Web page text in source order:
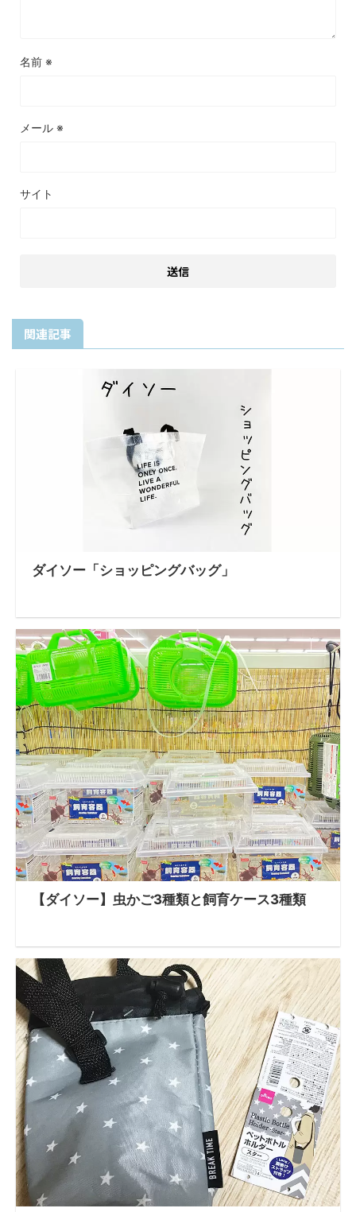
名前 ※
メール ※
サイト
関連記事
ダイソー「ショッピングバッグ」
【ダイソー】虫かご3種類と飼育ケース3種類